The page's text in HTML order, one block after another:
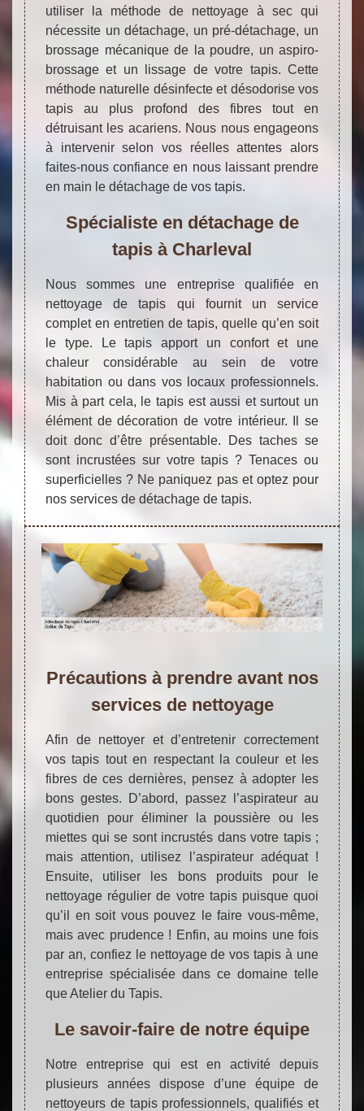
utiliser la méthode de nettoyage à sec qui
nécessite un détachage, un pré-détachage, un
brossage mécanique de la poudre, un aspiro-
brossage et un lissage de votre tapis. Cette
méthode naturelle désinfecte et désodorise vos
tapis au plus profond des fibres tout en
détruisant les acariens. Nous nous engageons
à intervenir selon vos réelles attentes alors
faites-nous confiance en nous laissant prendre
en main le détachage de vos tapis.
Spécialiste en détachage de
tapis à Charleval
Nous sommes une entreprise qualifiée en
nettoyage de tapis qui fournit un service
complet en entretien de tapis, quelle qu’en soit
le type. Le tapis apport un confort et une
chaleur considérable au sein de votre
habitation ou dans vos locaux professionnels.
Mis à part cela, le tapis est aussi et surtout un
élément de décoration de votre intérieur. Il se
doit donc d’être présentable. Des taches se
sont incrustées sur votre tapis ? Tenaces ou
superficielles ? Ne paniquez pas et optez pour
nos services de détachage de tapis.
Précautions à prendre avant nos
services de nettoyage
Afin de nettoyer et d’entretenir correctement
vos tapis tout en respectant la couleur et les
fibres de ces dernières, pensez à adopter les
bons gestes. D’abord, passez l’aspirateur au
quotidien pour éliminer la poussière ou les
miettes qui se sont incrustés dans votre tapis ;
mais attention, utilisez l’aspirateur adéquat !
Ensuite, utiliser les bons produits pour le
nettoyage régulier de votre tapis puisque quoi
qu’il en soit vous pouvez le faire vous-même,
mais avec prudence ! Enfin, au moins une fois
par an, confiez le nettoyage de vos tapis à une
entreprise spécialisée dans ce domaine telle
que Atelier du Tapis.
Le savoir-faire de notre équipe
Notre entreprise qui est en activité depuis
plusieurs années dispose d’une équipe de
nettoyeurs de tapis professionnels, qualifiés et